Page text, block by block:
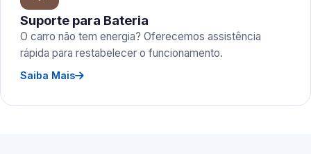
Suporte para Bateria
O carro não tem energia? Oferecemos assistência
rápida para restabelecer o funcionamento.
Saiba Mais